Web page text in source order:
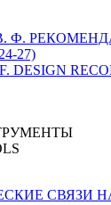
В. Ф.
27)
DESIGN